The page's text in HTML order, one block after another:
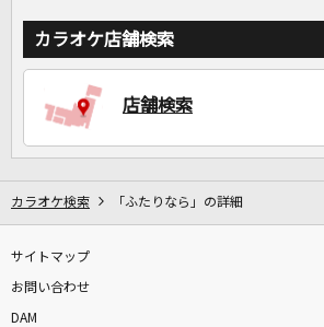
カラオケ店舗検索
店舗検索
カラオケ検索 「ふたりなら」の詳細
サイトマップ
お問い合わせ
DAM